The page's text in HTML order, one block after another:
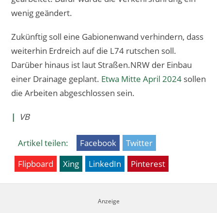
wenig geändert.
Zukünftig soll eine Gabionenwand verhindern, dass
weiterhin Erdreich auf die L74 rutschen soll.
Darüber hinaus ist laut Straßen.NRW der Einbau
einer Drainage geplant. Etwa Mitte April 2024 sollen
die Arbeiten abgeschlossen sein.
| VB
Artikel teilen: Facebook
Twitter
Flipboard
Xing LinkedIn Pinterest